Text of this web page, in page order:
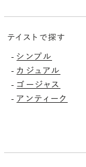
テイストで探す
- シンプル
- カジュアル
- ゴージャス
- アンティーク